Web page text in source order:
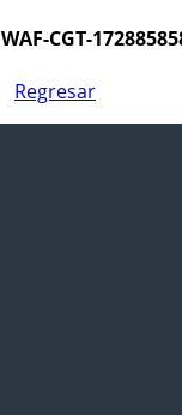
WAF-CGT-
Regresar